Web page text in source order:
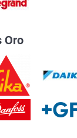
Oro